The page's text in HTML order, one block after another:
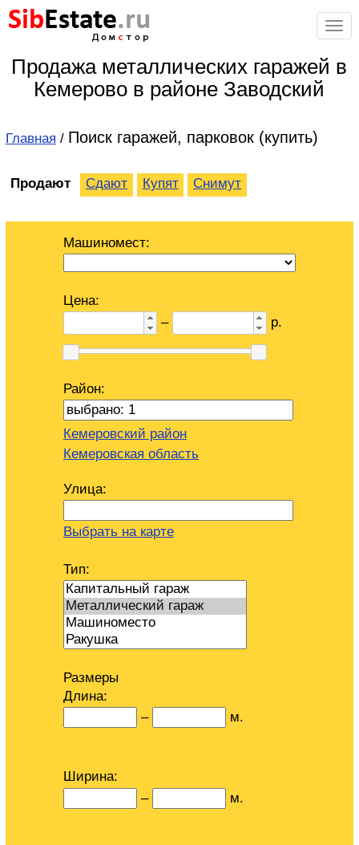
SibEstate.ru
стор
Продажа металлических гаражей в
Кемерово в районе Заводский
Главная / Поиск гаражей, парковок (купить)
Продают Сдают Купят Снимут
Машиномест:
Цена:
–
р.
Район:
Кемеровский район
Кемеровская область
Улица:
Выбрать на карте
Тип:
Размеры
Длина:
–
м.
Ширина:
–
м.